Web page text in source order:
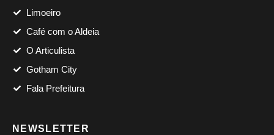
Limoeiro
Café com o Aldeia
O Articulista
Gotham City
Fala Prefeitura
NEWSLETTER